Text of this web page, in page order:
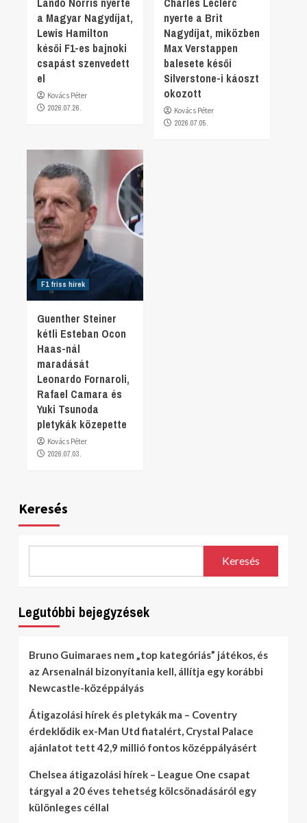
a Magyar Nagydíjat,
Lewis Hamilton
késői F1-es bajnoki
csapást szenvedett
el
Kovács Péter
2026.07.26.
nyerte a Brit
Nagydíjat, miközben
Max Verstappen
balesete késői
Silverstone-i káoszt
okozott
Kovács Péter
2026.07.05.
F1 friss hírek
Guenther Steiner
kétli Esteban Ocon
Haas-nál
maradását
Leonardo Fornaroli,
Rafael Camara és
Yuki Tsunoda
pletykák közepette
Kovács Péter
2026.07.03.
Keresés
Keresés
Legutóbbi bejegyzések
Bruno Guimaraes nem „top kategóriás” játékos, és
az Arsenalnál bizonyítania kell, állítja egy korábbi
Newcastle-középpályás
Átigazolási hírek és pletykák ma – Coventry
érdeklődik ex-Man Utd fiatalért, Crystal Palace
ajánlatot tett 42,9 millió fontos középpályásért
Chelsea átigazolási hírek – League One csapat
tárgyal a 20 éves tehetség kölcsönadásáról egy
különleges céllal